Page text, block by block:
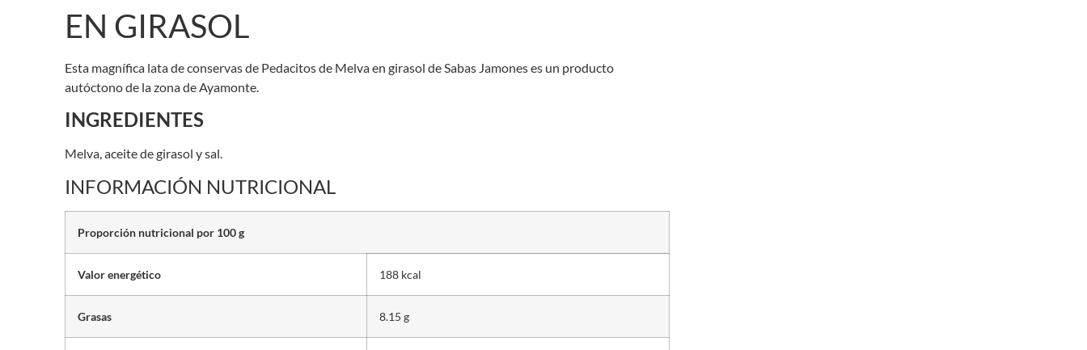
EN GIRASOL
Esta magnífica lata de conservas de Pedacitos de Melva en girasol de Sabas Jamones es un producto
autóctono de la zona de Ayamonte.
INGREDIENTES
Melva, aceite de girasol y sal.
INFORMACIÓN NUTRICIONAL
Proporción nutricional por 100 g
Valor energético 188 kcal
Grasas 8.15 g